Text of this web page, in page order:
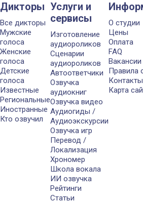
Дикторы
Все дикторы
Мужские
голоса
Женские
голоса
Детские
голоса
Известные
Региональные
Иностранные
Кто озвучил
Услуги и
сервисы
Изготовление
аудиороликов
Сценарии
аудиороликов
Автоответчики
Озвучка
аудиокниг
Озвучка видео
Аудиогиды /
Аудиоэкскурсии
Озвучка игр
Перевод /
Локализация
Хрономер
Школа вокала
ИИ озвучка
Рейтинги
Статьи
О студии
Цены
Оплата
FAQ
Вакансии
Правила
Контакты
Карта